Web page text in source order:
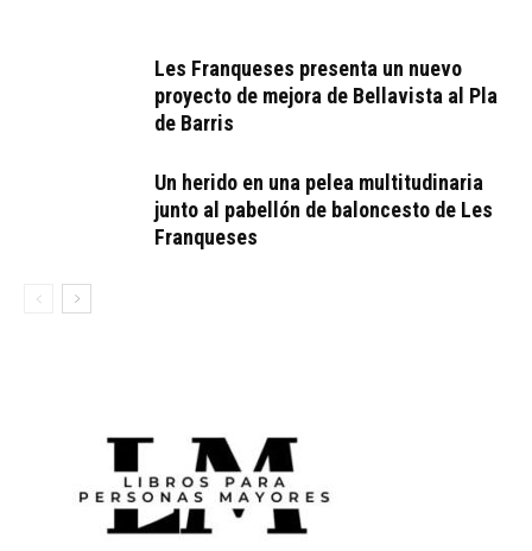
Les Franqueses presenta un nuevo
proyecto de mejora de Bellavista al Pla
de Barris
Un herido en una pelea multitudinaria
junto al pabellón de baloncesto de Les
Franqueses